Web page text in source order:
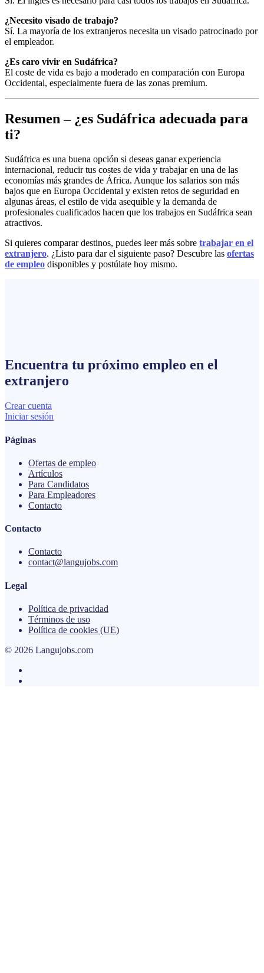
¿Necesito visado de trabajo?
Sí. La mayoría de los extranjeros necesita un visado patrocinado por
el empleador.
¿Es caro vivir en Sudáfrica?
El coste de vida es bajo a moderado en comparación con Europa
Occidental, especialmente fuera de las zonas premium.
Resumen – ¿es Sudáfrica adecuada para
ti?
Sudáfrica es una buena opción si deseas ganar experiencia
internacional, reducir tus costes de vida y trabajar en una de las
economías más grandes de África. Aunque los salarios son más
bajos que en Europa Occidental y existen retos de seguridad en
algunas áreas, el estilo de vida asequible y la demanda de
profesionales cualificados hacen que los trabajos en Sudáfrica sean
atractivos.
Si quieres comparar destinos, puedes leer más sobre trabajar en el
extranjero. ¿Listo para dar el siguiente paso? Descubre las ofertas
de empleo disponibles y postúlate hoy mismo.
Encuentra tu próximo empleo en el
extranjero
Crear cuenta
Iniciar sesión
Páginas
Ofertas de empleo
Artículos
Para Candidatos
Para Empleadores
Contacto
Contacto
Contacto
contact@langujobs.com
Legal
Política de privacidad
Términos de uso
Política de cookies (UE)
© 2026 Langujobs.com